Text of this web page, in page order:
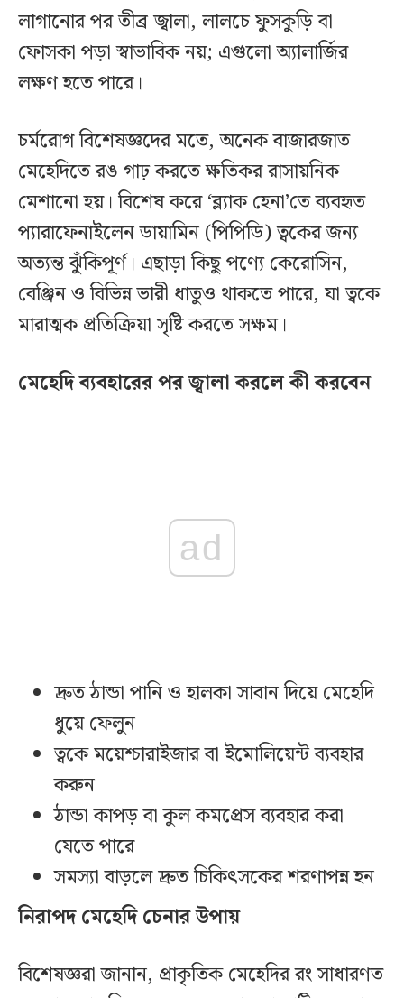
লাগানোর পর তীব্র জ্বালা, লালচে ফুসকুড়ি বা
ফোসকা পড়া স্বাভাবিক নয়; এগুলো অ্যালার্জির
লক্ষণ হতে পারে।
চর্মরোগ বিশেষজ্ঞদের মতে, অনেক বাজারজাত
মেহেদিতে রঙ গাঢ় করতে ক্ষতিকর রাসায়নিক
মেশানো হয়। বিশেষ করে ‘ব্ল্যাক হেনা’তে ব্যবহৃত
প্যারাফেনাইলেন ডায়ামিন (পিপিডি) ত্বকের জন্য
অত্যন্ত ঝুঁকিপূর্ণ। এছাড়া কিছু পণ্যে কেরোসিন,
বেঞ্জিন ও বিভিন্ন ভারী ধাতুও থাকতে পারে, যা ত্বকে
মারাত্মক প্রতিক্রিয়া সৃষ্টি করতে সক্ষম।
মেহেদি ব্যবহারের পর জ্বালা করলে কী করবেন
ad
দ্রুত ঠান্ডা পানি ও হালকা সাবান দিয়ে মেহেদি
ধুয়ে ফেলুন
ত্বকে ময়েশ্চারাইজার বা ইমোলিয়েন্ট ব্যবহার
করুন
ঠান্ডা কাপড় বা কুল কমপ্রেস ব্যবহার করা
যেতে পারে
সমস্যা বাড়লে দ্রুত চিকিৎসকের শরণাপন্ন হন
নিরাপদ মেহেদি চেনার উপায়
বিশেষজ্ঞরা জানান, প্রাকৃতিক মেহেদির রং সাধারণত